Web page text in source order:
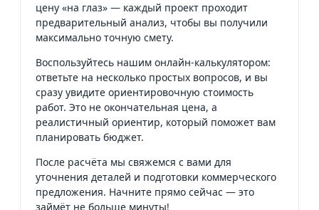
цену «на глаз» — каждый проект проходит
предварительный анализ, чтобы вы получили
максимально точную смету.
Воспользуйтесь нашим онлайн-калькулятором:
ответьте на несколько простых вопросов, и вы
сразу увидите ориентировочную стоимость
работ. Это не окончательная цена, а
реалистичный ориентир, который поможет вам
планировать бюджет.
После расчёта мы свяжемся с вами для
уточнения деталей и подготовки коммерческого
предложения. Начните прямо сейчас — это
займёт не больше минуты!